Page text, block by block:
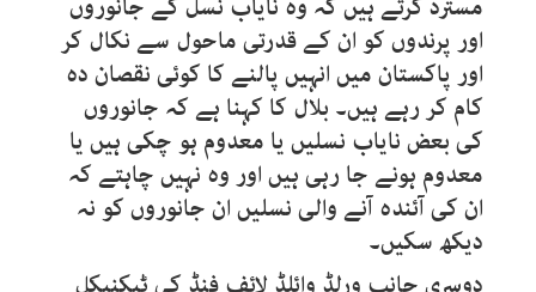
اور پرندوں کو ان کے قدرتی ماحول سے نکال کر
اور پاکستان میں انہیں پالنے کا کوئی نقصان دہ
کام کر رہے ہیں۔ بلال کا کہنا ہے کہ جانوروں
کی بعض نایاب نسلیں یا معدوم ہو چکی ہیں یا
معدوم ہونے جا رہی ہیں اور وہ نہیں چاہتے کہ
ان کی آئندہ آنے والی نسلیں ان جانوروں کو نہ
دیکھ سکیں۔